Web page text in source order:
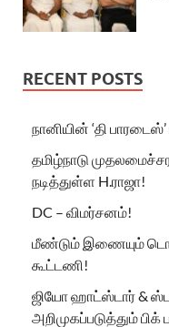
RECENT POSTS
நானியின் ‘தி
தமிழ்நாடு
நடித்துள்ள H.ராஜா!
DC – விமர்சனம்!
மீண்டும் இணையும்
கூட்டணி!
ஜியோ ஹாட்ஸ்டார் &
அறிமுகப்படுத்தும் பிக்